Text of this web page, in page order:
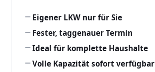
Eigener LKW nur für Sie
Fester, taggenauer Termin
Ideal für komplette Haushalte
Volle Kapazität sofort verfügbar